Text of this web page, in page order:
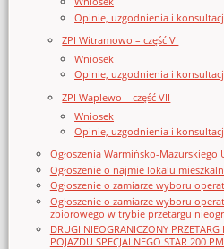
Opinie, uzgodnienia i
ZPI Witramowo – część VI
Wniosek
Opinie, uzgodnienia i
ZPI Waplewo – część VII
Wniosek
Opinie, uzgodnienia i
Ogłoszenia Warmińsko-Mazurskiego
Ogłoszenie o najmie lokalu
Ogłoszenie o zamiarze wyboru
Ogłoszenie o zamiarze wyboru
zbiorowego w trybie przetargu
DRUGI NIEOGRANICZONY PRZETARG
POJAZDU SPECJALNEGO STAR 200